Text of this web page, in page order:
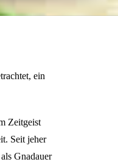
ein
Zeitgeist
Seit jeher
Gnadauer